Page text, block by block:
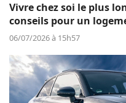
Vivre chez soi le plus
conseils pour un
06/07/2026 à 15h57